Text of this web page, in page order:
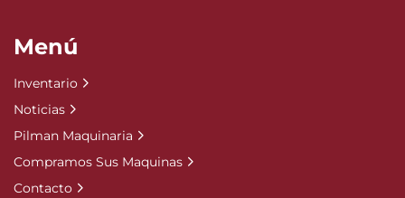
Menú
Inventario
Noticias
Pilman Maquinaria
Compramos Sus Maquinas
Contacto